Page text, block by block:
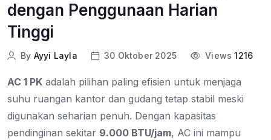
dengan Penggunaan Harian
Tinggi
By Ayyi Layla 30 Oktober 2025 Views 1216
AC 1 PK adalah pilihan paling efisien untuk menjaga
suhu ruangan kantor dan gudang tetap stabil meski
digunakan seharian penuh. Dengan kapasitas
pendinginan sekitar 9.000 BTU/jam, AC ini mampu